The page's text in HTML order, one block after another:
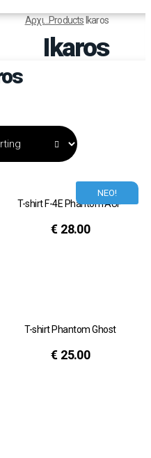
Αρχι... Products Ikaros
Ikaros
ΝΕΟ!
T-shirt F-4E Phantom AUP
€ 28.00
T-shirt Phantom Ghost
€ 25.00